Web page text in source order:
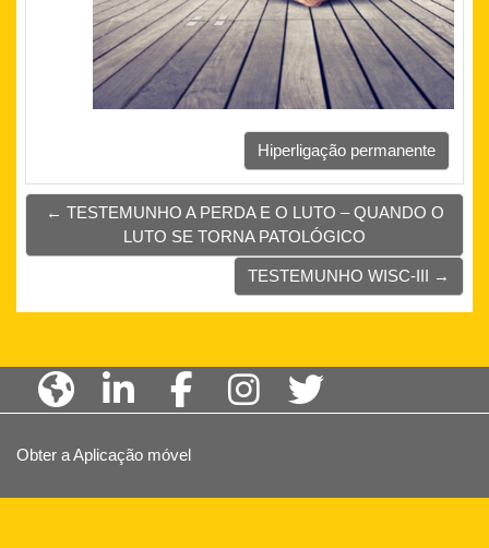
Hiperligação permanente
← TESTEMUNHO A PERDA E O LUTO – QUANDO O
LUTO SE TORNA PATOLÓGICO
TESTEMUNHO WISC-III →
Obter a Aplicação móvel